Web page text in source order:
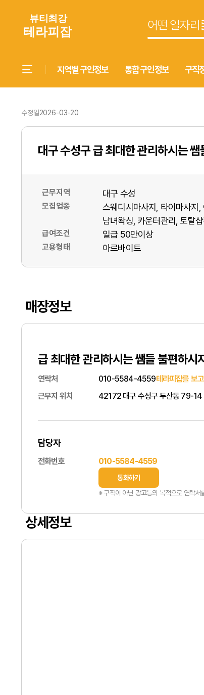
지역별 구인정보 통합 구인정보 구직
수정일2026-03-20
대구 수성구 급 최대한 관리하시는
근무지역 대구 수성
모집업종 스웨디시마사지 타이마사지
남녀왁싱 카운터관리 토탈샵
급여조건 일급 50만이상
고용형태 아르바이트
매장정보
급 최대한 관리하시는 쌤들 불편하시
연락처 010-5584-4559테라피잡를 보
근무지 위치
42172 대구 수성구 두산동 79-14
담당자
전화번호 010-5584-4559
통화하기
※ 구직이 아닌 광고등의 목적으로 연락처
상세정보